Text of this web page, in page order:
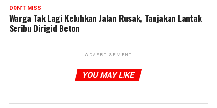
DON'T MISS
Warga Tak Lagi Keluhkan Jalan Rusak, Tanjakan Lantak
Seribu Dirigid Beton
ADVERTISEMENT
YOU MAY LIKE